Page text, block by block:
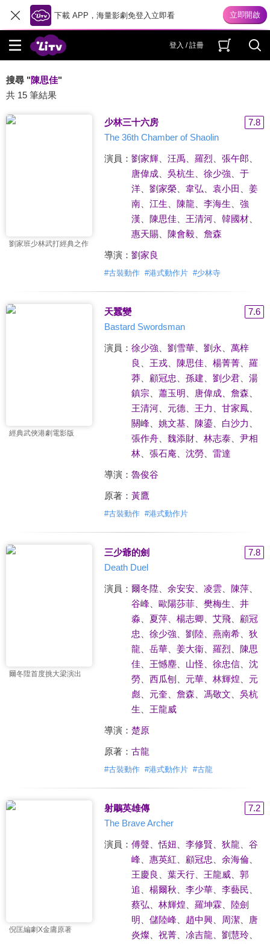
下載 APP，海量影劇免登入立即看
登入 / 註冊
搜尋 "陳思佳"
共 15 筆結果
劉家班少林武打經典之作
少林三十六房
7.8
The 36th Chamber of Shaolin
演員： 劉家輝、 汪禹 羅烈 張午郎
唐偉成、 吳杭生 徐少強
于
洋、 劉家榮、 韋弘 袁小田
姜
南、 江生 陳龍 李海生
強
漢
陳思佳 王清河、 韓國材、
惠天賜、 陳會毅、 詹森
導演： 劉家良
#古裝動作 #港式動作片 #少林寺
經典武俠港劇電影版
天蠶變
7.6
Bastard Swordsman
演員： 徐少強 劉雪華、 劉永
萬梓
良
王戎、 陳思佳 楊菁菁、 羅
莽、 顧冠忠 孫建 劉少君、 湯
鎮宗、 蕭玉明 唐偉成、 詹森
王清河、 元德、 王力 甘家鳳、
關峰、 姚文基、 陳鎏、 白沙力
張作舟、 魏添財、 林志泰、 尹相
林、 張石庵 沈勞、 雷達
導演： 魯俊谷
原著： 黃鷹
#古裝動作 #港式動作片
爾冬陞首度挑大梁演出
三少爺的劍
7.8
Death Duel
演員： 爾冬陞、 余安安、 凌雲、 陳萍、
谷峰、 歐陽莎菲、 樊梅生
井
淼
夏萍、 楊志卿 艾飛、 顧冠
忠
徐少強 劉陸、 燕南希、 狄
龍
岳華、 姜大衞、 羅烈
陳思
佳
王憾塵、 山怪 徐忠信、 沈
勞、 西瓜刨 元華、 林輝煌
元
彪、 元奎 詹森 馮敬文
吳杭
生
王龍威
導演： 楚原
原著： 古龍
#古裝動作 #港式動作片 #古龍
倪匡編劇X金庸原著
射鵰英雄傳
7.2
The Brave Archer
演員： 傅聲、恬妞 李修賢 狄龍
谷
峰、 惠英紅 顧冠忠 余海倫、
王慶良
葉天行、 王龍威、 郭
追
楊爾秋 李少華、 李藝民
蔡弘
林輝煌 羅坤霖
陸劍
明
儲陸峰、 趙中興、 周潔、
唐
炎燦、 祝菁、 凃吉龍 劉慧玲、